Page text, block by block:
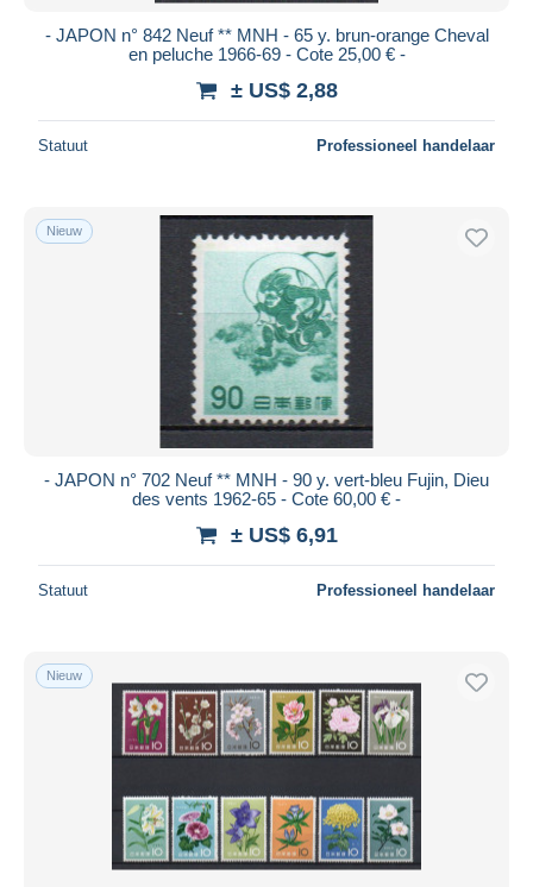
- JAPON n° 842 Neuf ** MNH - 65 y. brun-orange Cheval
en peluche 1966-69 - Cote 25,00 € -
± US$ 2,88
Statuut Professioneel handelaar
Nieuw
- JAPON n° 702 Neuf ** MNH - 90 y. vert-bleu Fujin, Dieu
des vents 1962-65 - Cote 60,00 € -
± US$ 6,91
Statuut Professioneel handelaar
Nieuw